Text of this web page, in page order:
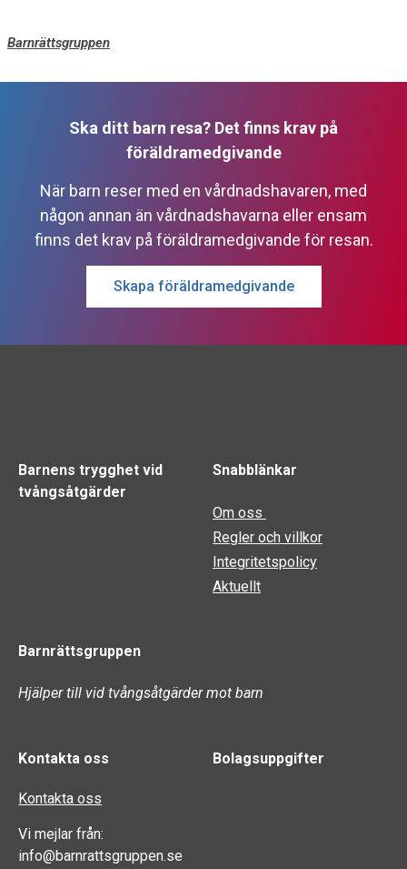
Barnrättsgruppen
Ska ditt barn resa? Det finns krav på
föräldramedgivande
När barn reser med en vårdnadshavaren, med
någon annan än vårdnadshavarna eller ensam
finns det krav på föräldramedgivande för resan.
Skapa föräldramedgivande
Barnens trygghet vid
tvångsåtgärder
Snabblänkar
Om oss
Regler och villkor
Integritetspolicy
Aktuellt
Barnrättsgruppen
Hjälper till vid tvångsåtgärder mot barn
Kontakta oss
Kontakta oss
Vi mejlar från:
info@barnrattsgruppen.se
Bolagsuppgifter